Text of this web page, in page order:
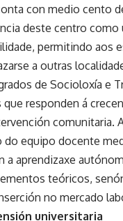
con medio cento
deste centro
permitindo aos
a outras
de Socioloxía e
responden á
comunitaria.
do equipo docente
a aprendizaxe
teóricos,
no mercado
universitaria